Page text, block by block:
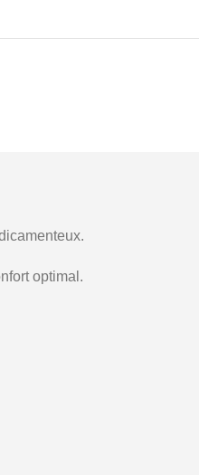
optimal.